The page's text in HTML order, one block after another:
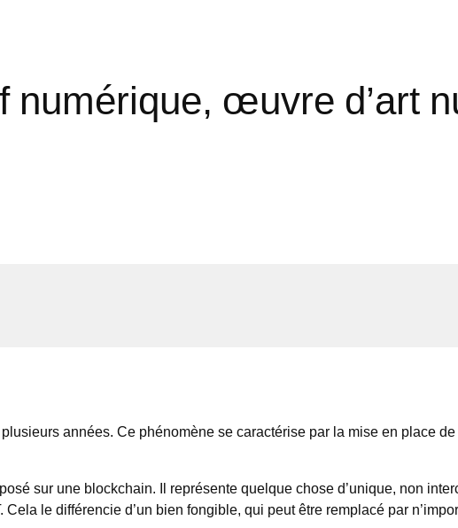
numérique, œuvre d’art
années. Ce phénomène se caractérise par la mise en place
sur une blockchain. Il représente quelque chose d’unique, non
le différencie d’un bien fongible, qui peut être remplacé par